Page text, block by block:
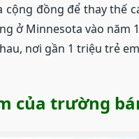
cộng đồng để thay thế
ở Minnesota vào năm
nơi gần 1 triệu trẻ
của trường